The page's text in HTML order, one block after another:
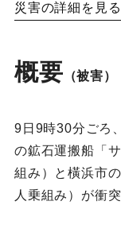
災害の詳細を見
概要 （被害）
9日9時30分ごろ
の鉱石運搬船「
組み）と橫浜市
人乗組み）が衝